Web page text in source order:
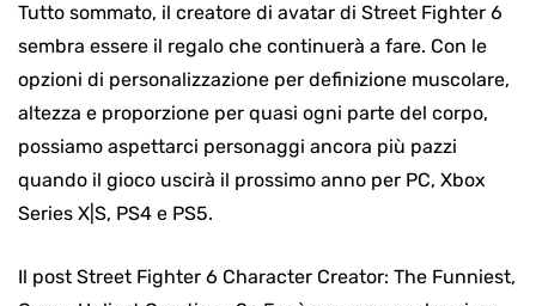
Tutto sommato, il creatore di avatar di Street Fighter 6
sembra essere il regalo che continuerà a fare. Con le
opzioni di personalizzazione per definizione muscolare,
altezza e proporzione per quasi ogni parte del corpo,
possiamo aspettarci personaggi ancora più pazzi
quando il gioco uscirà il prossimo anno per PC, Xbox
Series X|S, PS4 e PS5.
Il post Street Fighter 6 Character Creator: The Funniest,